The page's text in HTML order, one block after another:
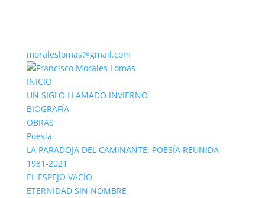
moraleslomas@gmail.com
INICIO
UN SIGLO LLAMADO INVIERNO
BIOGRAFÍA
OBRAS
Poesía
LA PARADOJA DEL CAMINANTE. POESÍA REUNIDA
1981-2021
EL ESPEJO VACÍO
ETERNIDAD SIN NOMBRE